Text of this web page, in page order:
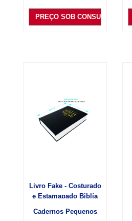
PREÇO SOB CONSULTA
Livro Fake - Costurado
e Estamapado Biblía
Cadernos Pequenos